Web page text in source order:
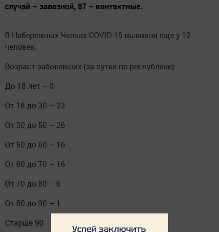
случай – завозной, 87 – контактные.
В Набережных Челнах COVID-19 выявили еще у 12
человек.
Возраст заболевших (за сутки по республике):
До 18 лет – 0
От 18 до 30 – 23
От 30 до 50 – 26
От 50 до 60 – 16
От 60 до 70 – 16
От 70 до 80 – 6
От 80 до 90 – 1
Старше 90 – 0